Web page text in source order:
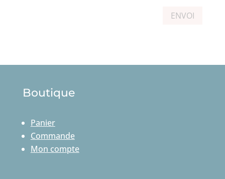
ENVOI
Boutique
Panier
Commande
Mon compte